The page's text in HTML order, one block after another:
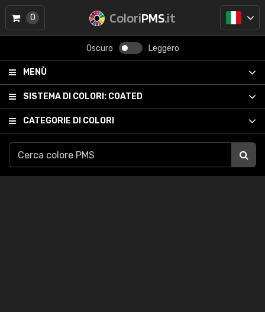
ColoriPMS.it
Oscuro Leggero
MENÙ
SISTEMA DI COLORI: COATED
CATEGORIE DI COLORI
0